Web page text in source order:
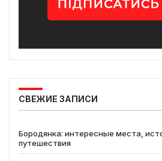
СВЕЖИЕ ЗАПИСИ
Бородянка: интересные места,
путешествия